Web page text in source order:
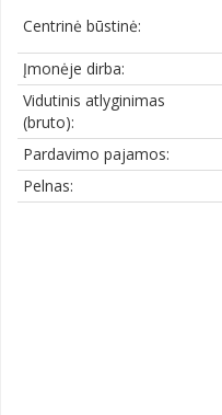
Centrinė būstinė:
Įmonėje dirba:
Vidutinis atlyginimas
(bruto):
Pardavimo pajamos:
Pelnas: